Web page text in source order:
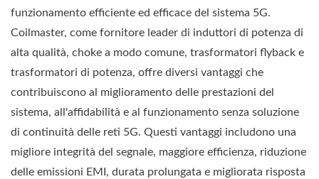
funzionamento efficiente ed efficace del sistema 5G.
Coilmaster, come fornitore leader di induttori di potenza di
alta qualità, choke a modo comune, trasformatori flyback e
trasformatori di potenza, offre diversi vantaggi che
contribuiscono al miglioramento delle prestazioni del
sistema, all'affidabilità e al funzionamento senza soluzione
di continuità delle reti 5G. Questi vantaggi includono una
migliore integrità del segnale, maggiore efficienza, riduzione
delle emissioni EMI, durata prolungata e migliorata risposta